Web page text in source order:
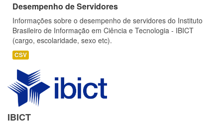
Desempenho de Servidores
Informações sobre o desempenho de servidores do Instituto
Brasileiro de Informação em Ciência e Tecnologia - IBICT
(cargo, escolaridade, sexo etc).
CSV
IBICT